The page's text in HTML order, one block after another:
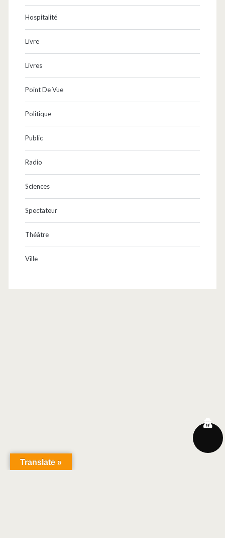
Hospitalité
Livre
Livres
Point De Vue
Politique
Public
Radio
Sciences
Spectateur
Théâtre
Ville
Translate »